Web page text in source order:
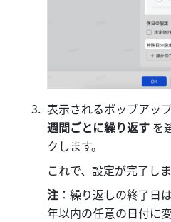
表示されるポップアッ
週間ごとに繰り返す を
クします。
これで、設定が完了しま
注 ：繰り返しの終了日
年以内の任意の日付に